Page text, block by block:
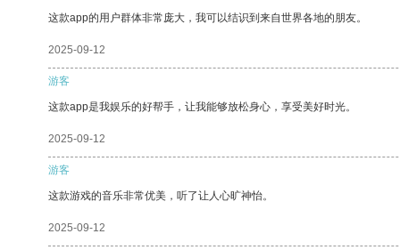
这款app的用户群体非常庞大，我可以结识到来自世界各地的朋友。
2025-09-12
游客
这款app是我娱乐的好帮手，让我能够放松身心，享受美好时光。
2025-09-12
游客
这款游戏的音乐非常优美，听了让人心旷神怡。
2025-09-12